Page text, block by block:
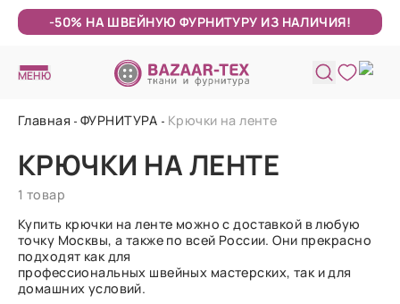
-50% НА ШВЕЙНУЮ ФУРНИТУРУ ИЗ НАЛИЧИЯ!
МЕНЮ
Главная ФУРНИТУРА Крючки на ленте
КРЮЧКИ НА ЛЕНТЕ
1 товар
Купить крючки на ленте можно с доставкой в любую
точку Москвы, а также по всей России. Они прекрасно
подходят как для
профессиональных швейных мастерских, так и для
домашних условий.